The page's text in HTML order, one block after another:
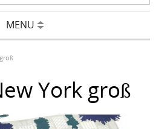
MENU
York groß